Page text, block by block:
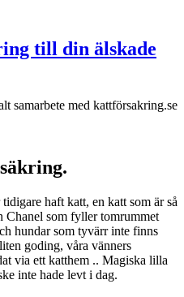
till din älskade
samarbete med kattförsakring.se
haft katt, en katt som är så
Chanel som fyller tomrummet
hundar som tyvärr inte finns
goding, våra vänners
via ett katthem .. Magiska lilla
inte hade levt i dag.